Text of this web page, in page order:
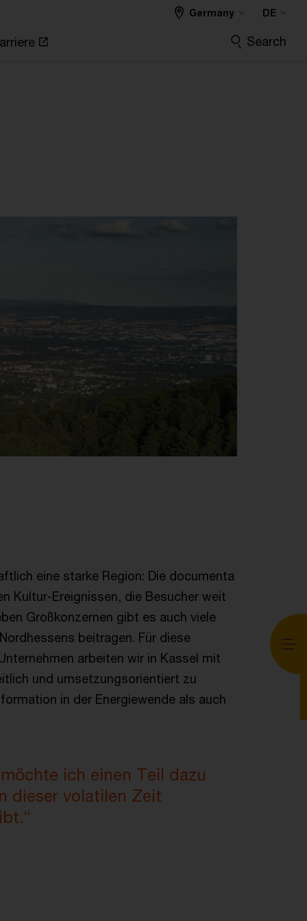
Germany DE
Search
eine starke Region: Die documenta
Kultur-Ereignissen, die Besucher weit
Großkonzernen gibt es auch viele
beitragen. Für diese
arbeiten wir in Kassel mit
und umsetzungsorientiert zu
in der Energiewende als auch
ich einen Teil dazu
dieser volatilen Zeit